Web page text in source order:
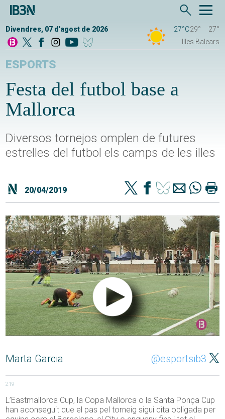
Divendres, 07 d'agost de 2026 27°C29°
27°
Illes Balears
ESPORTS
Festa del futbol base a
Mallorca
Diversos tornejos omplen de futures
estrelles del futbol els camps de les illes
20/04/2019
Marta Garcia @esportsib3
219
L’Eastmallorca Cup, la Copa Mallorca o la Santa Ponça Cup
han aconseguit que el pas pel torneig sigui cita obligada per